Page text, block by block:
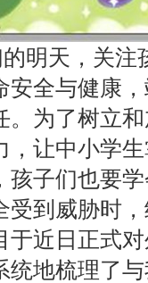
明天，关注
安全与健康
。为了树立
，让中小学
孩子们也要
受到威胁时
于近日正式
统地梳理了